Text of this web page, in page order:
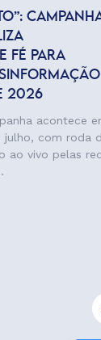
FÉ PARA
2026
acontece
julho, com roda
ao vivo pelas